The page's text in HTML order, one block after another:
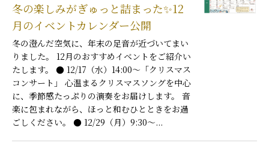
冬の楽しみがぎゅっと詰まった✨12
月のイベントカレンダー公開
冬の澄んだ空気に、年末の足音が近づいてまい
りました。 12月のおすすめイベントをご紹介い
たします。 ● 12/17（水）14:00～「クリスマス
コンサート」 心温まるクリスマスソングを中心
に、季節感たっぷりの演奏をお届けします。 音
楽に包まれながら、ほっと和むひとときをお過
ごしください。 ● 12/29（月）9:30～...